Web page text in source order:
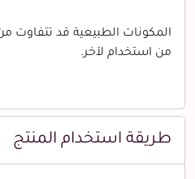
المكونات الطبيعية قد تتفاوت
من استخدام لآخر.
طريقة استخدام المنتج